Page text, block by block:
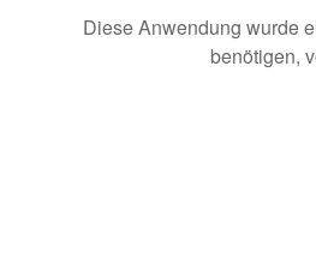
Diese Anwendung wurde
benötigen,